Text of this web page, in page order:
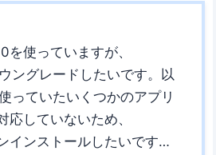
を使っていますが、
ングレードしたいです。以
っていたいくつかのアプリ
していないため、
インストールしたいです…